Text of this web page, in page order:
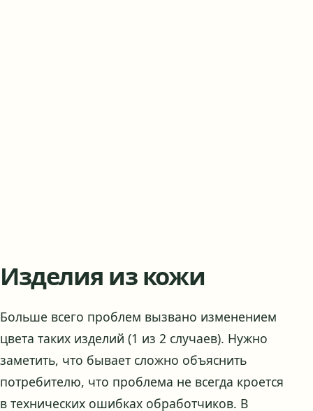
Изделия из кожи
Больше всего проблем вызвано изменением
цвета таких изделий (1 из 2 случаев). Нужно
заметить, что бывает сложно объяснить
потребителю, что проблема не всегда кроется
в технических ошибках обработчиков. В